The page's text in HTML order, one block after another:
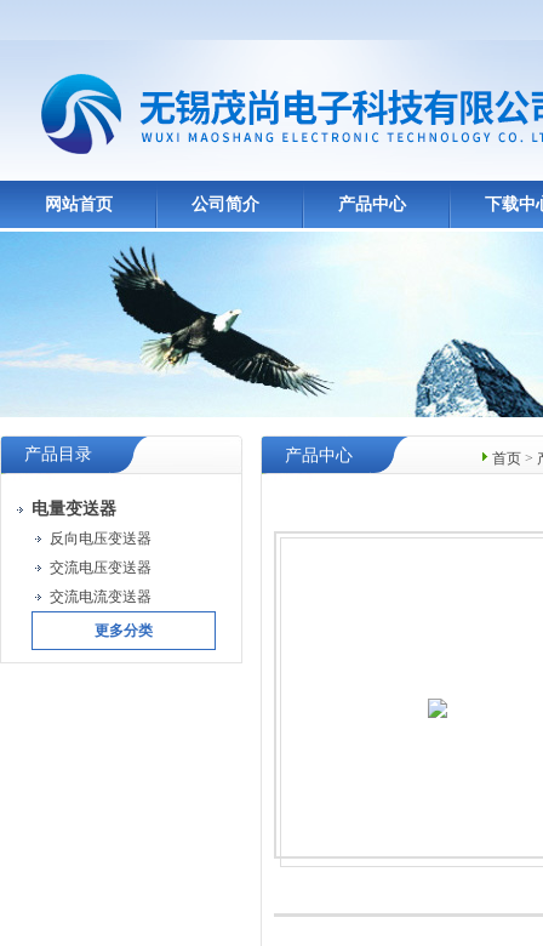
网站首页 公司简介 产品中心 下载中
产品目录
电量变送器
反向电压变送器
交流电压变送器
交流电流变送器
更多分类
首页 >
产品中心